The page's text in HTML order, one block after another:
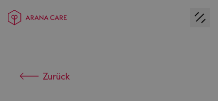
Zurück